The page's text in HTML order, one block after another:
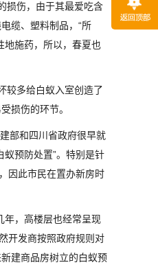
损伤，由于其最爱吃含
缆、塑料制品，“所
地施药，所以，春夏也
较多给白蚁入室创造了
损伤的环节。
部和四川省政府很早就
预防处置”。特别是针
因此市民在置办新房时
年，高楼层也经常呈现
开发商按照政府规则对
建商品房树立的白蚁预